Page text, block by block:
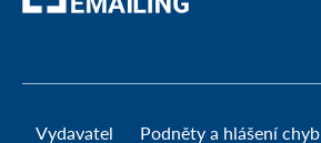
Vydavatel Podněty a hlášení chyb